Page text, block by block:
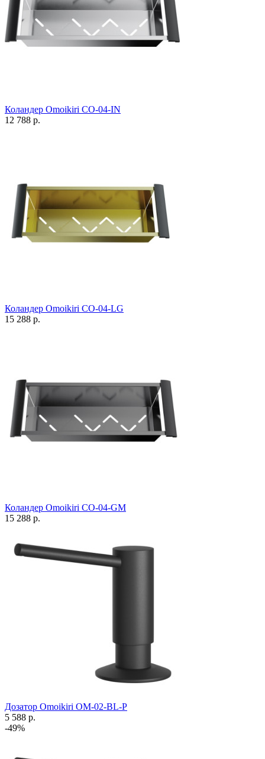
Коландер Omoikiri CO-04-IN
12 788 р.
Коландер Omoikiri CO-04-LG
15 288 р.
Коландер Omoikiri CO-04-GM
15 288 р.
Дозатор Omoikiri OM-02-BL-P
5 588 р.
-49%